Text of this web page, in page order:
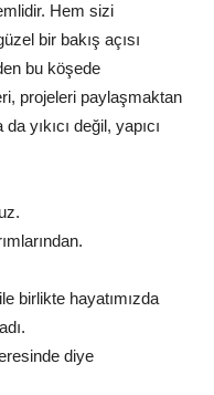
Hem sizi
bir bakış açısı
bu köşede
projeleri paylaşmaktan
yıkıcı değil, yapıcı
birlikte hayatımızda
diye